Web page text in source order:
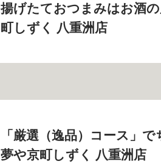
揚げたておつまみはお酒
町しずく 八重洲店
「厳選（逸品）コース」
夢や京町しずく 八重洲店